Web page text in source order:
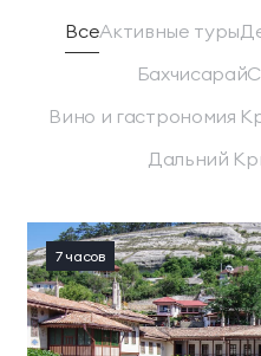
ВсеАктивные туры
Бахчисарай
Вино и гастрономия
Дальний
7 часов